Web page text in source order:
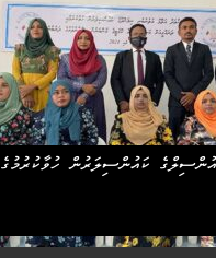
ކައުންސިލަރުން ހުވާކުރުމުގެ